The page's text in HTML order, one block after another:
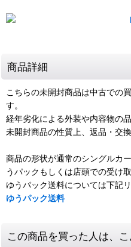
商品詳細
こちらの未開封商品は中古での
す。
経年劣化による外装や内容物の
未開封商品の性質上、返品・交
商品の形状が通常のシングルカ
うパックもしくは店頭での受け
ゆうパック送料については下記
ゆうパック送料
この商品を買った人は、